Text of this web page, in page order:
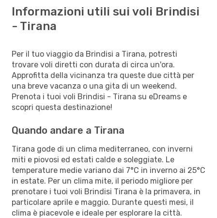
Informazioni utili sui voli Brindisi
- Tirana
Per il tuo viaggio da Brindisi a Tirana, potresti
trovare voli diretti con durata di circa un'ora.
Approfitta della vicinanza tra queste due città per
una breve vacanza o una gita di un weekend.
Prenota i tuoi voli Brindisi - Tirana su eDreams e
scopri questa destinazione!
Quando andare a Tirana
Tirana gode di un clima mediterraneo, con inverni
miti e piovosi ed estati calde e soleggiate. Le
temperature medie variano dai 7°C in inverno ai 25°C
in estate. Per un clima mite, il periodo migliore per
prenotare i tuoi voli Brindisi Tirana è la primavera, in
particolare aprile e maggio. Durante questi mesi, il
clima è piacevole e ideale per esplorare la città.